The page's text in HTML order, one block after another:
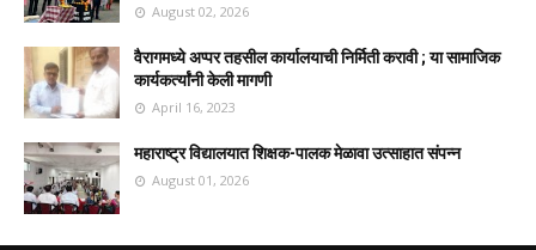
August 02, 2026
वैरागमध्ये अप्पर तहसील कार्यालयाची निर्मिती करावी ; या सामाजिक
कार्यकर्त्यांनी केली मागणी
April 16, 2023
महाराष्ट्र विद्यालयात शिक्षक-पालक मेळावा उत्साहात संपन्न
August 01, 2026